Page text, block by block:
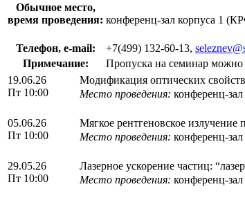
Обычное место,
время проведения: конференц-зал корпуса 1
Телефон, e-mail: +7(499) 132-60-13,
Примечание:
Пропуска на семинар можно
19.06.26
Пт 10:00
Модификация оптических
Место проведения: конференц-
05.06.26
Пт 10:00
Мягкое рентгеновское
Место проведения: конференц-
29.05.26
Пт 10:00
Лазерное ускорение частиц:
Место проведения: конференц-